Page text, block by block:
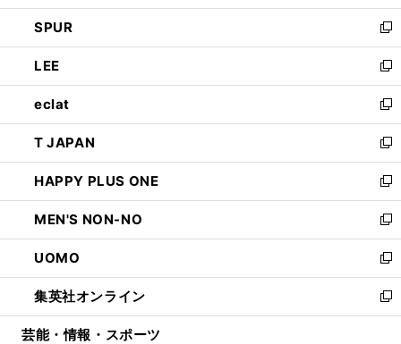
ウ
で
開
く
ン
ド
ウ
で
開
く
ウ
ィ
ン
ド
ウ
で
開
く
し
い
ウ
ィ
ン
ド
ウ
で
開
く
SPUR
新
し
い
ウ
ィ
ン
ド
ウ
で
開
く
LEE
新
し
い
ウ
ィ
ン
ド
ウ
で
開
く
eclat
新
し
い
ウ
ィ
ン
ド
ウ
で
開
く
T JAPAN
新
し
い
ウ
ィ
ン
ド
ウ
で
開
HAPPY PLUS ONE
新
し
い
ウ
ィ
ン
ド
ウ
MEN'S NON-NO
新
し
い
ウ
ィ
ン
UOMO
新
し
い
ウ
集英社オンライン
新
し
芸能・情報・スポーツ